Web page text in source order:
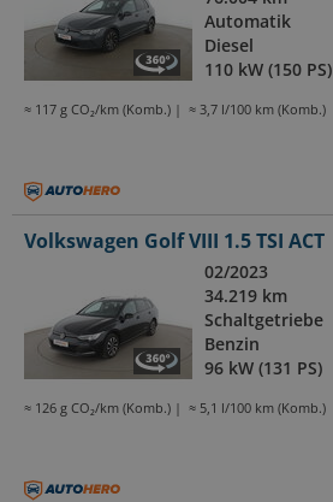
Automatik
Diesel
110 kW (150 PS)
≈ 117 g CO₂/km (Komb.) ≈ 3,7 l/100 km (Komb.)
Volkswagen Golf VIII 1.5 TSI ACT
02/2023
34.219 km
Schaltgetriebe
Benzin
96 kW (131 PS)
≈ 126 g CO₂/km (Komb.) ≈ 5,1 l/100 km (Komb.)